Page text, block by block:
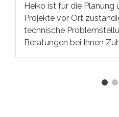
Heiko ist für die Planung
Projekte vor Ort
technische
Beratungen bei Ihnen